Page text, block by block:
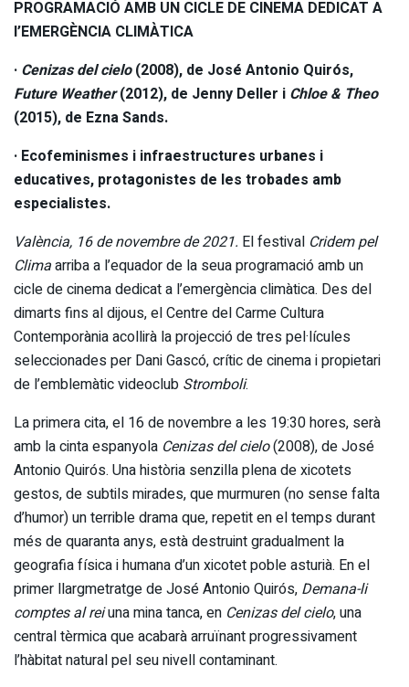
PROGRAMACIÓ AMB UN CICLE DE CINEMA DEDICAT A
l’EMERGÈNCIA CLIMÀTICA
· Cenizas del cielo(2008), de José Antonio Quirós,
Future Weather(2012), de Jenny Deller i Chloe & Theo
(2015), de Ezna Sands.
· Ecofeminismes i infraestructures urbanes i
educatives, protagonistes de les trobades amb
especialistes.
València, 16 de novembre de 2021. El festival Cridem pel
Climaarriba a l’equador de la seua programació amb un
cicle de cinema dedicat a l’emergència climàtica. Des del
dimarts fins al dijous, el Centre del Carme Cultura
Contemporània acollirà la projecció de tres pel·lícules
seleccionades per Dani Gascó, crític de cinema i propietari
de l’emblemàtic videoclub Stromboli.
La primera cita, el 16 de novembre a les 19:30 hores, serà
amb la cinta espanyola Cenizas del cielo(2008), de José
Antonio Quirós. Una història senzilla plena de xicotets
gestos, de subtils mirades, que murmuren (no sense falta
d’humor) un terrible drama que, repetit en el temps durant
més de quaranta anys, està destruint gradualment la
geografia física i humana d’un xicotet poble asturià. En el
primer llargmetratge de José Antonio Quirós, Demana-li
comptes al reiuna mina tanca, en Cenizas del cielo, una
central tèrmica que acabarà arruïnant progressivament
l’hàbitat natural pel seu nivell contaminant.